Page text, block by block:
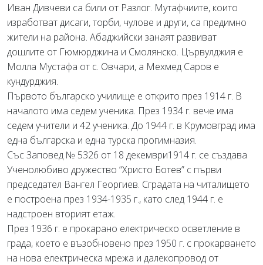
Иван Дивчеви са били от Разлог. Мутафчиите, които
изработват дисаги, торби, чулове и други, са предимно
жители на района. Абаджийски занаят развиват
дошлите от Гюмюрджина и Смолянско. Цървулджия е
Молла Мустафа от с. Овчари, а Мехмед Саров е
кундурджия.
Първото българско училище е открито през 1914 г. В
началото има седем ученика. През 1934 г. вече има
седем учители и 42 ученика. До 1944 г. в Крумовград има
една българска и една турска прогимназия.
Със Заповед № 5326 от 18 декември1914 г. се създава
Ученолюбиво дружество “Христо Ботев” с първи
председател Вангел Георгиев. Сградата на читалището
е построена през 1934-1935 г., като след 1944 г. е
надстроен вторият етаж.
През 1936 г. е прокарано електрическо осветление в
града, което е възобновено през 1950 г. с прокарването
на нова електрическа мрежа и далекопровод от